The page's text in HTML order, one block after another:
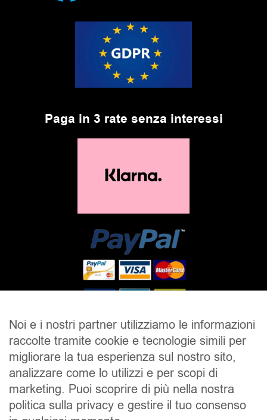
Paga in 3 rate senza interessi
SALDI UOMO DONNA UNISEX
ACCESSORI BRAND CONTATTI
CHI SIAMO
SPEDIZIONE E RESI
Noi e i nostri partner utilizziamo le informazioni
raccolte tramite cookie e tecnologie simili per
migliorare la tua esperienza sul nostro sito,
analizzare come lo utilizzi e per scopi di
marketing. Puoi scoprire di più nella nostra
politica sulla privacy e gestire il tuo consenso